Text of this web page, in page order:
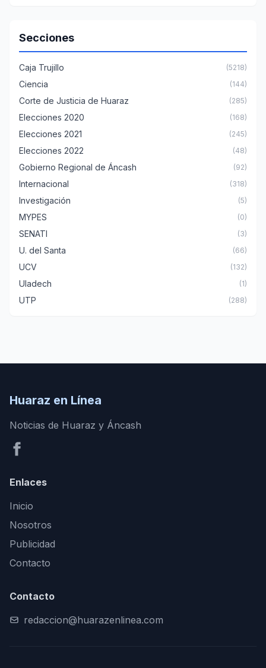
Secciones
Caja Trujillo (5218)
Ciencia (144)
Corte de Justicia de Huaraz (285)
Elecciones 2020 (168)
Elecciones 2021 (245)
Elecciones 2022 (48)
Gobierno Regional de Áncash (92)
Internacional (318)
Investigación (5)
MYPES (0)
SENATI (3)
U. del Santa (66)
UCV (132)
Uladech (1)
UTP (288)
Huaraz en Línea
Noticias de Huaraz y Áncash
Enlaces
Inicio
Nosotros
Publicidad
Contacto
Contacto
redaccion@huarazenlinea.com